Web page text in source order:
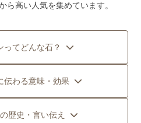
ら高い人気を集めています。
ってどんな石？
伝わる意味・効果
歴史・言い伝え